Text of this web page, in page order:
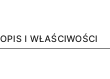
OPIS I WŁAŚCIWOŚCI